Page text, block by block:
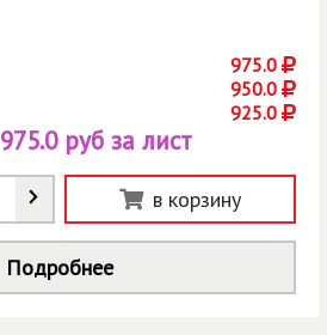
975.0
950.0
925.0
975.0 руб за лист
в корзину
Подробнее